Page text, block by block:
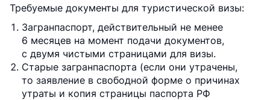
Требуемые документы для туристической визы:
Загранпаспорт, действительный не менее
6 месяцев на момент подачи документов,
с двумя чистыми страницами для визы.
Старые загранпаспорта (если они утрачены,
то заявление в свободной форме о причинах
утраты и копия страницы паспорта РФ